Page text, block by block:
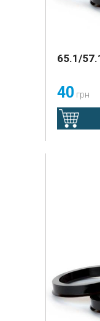
65.1/
40 грн